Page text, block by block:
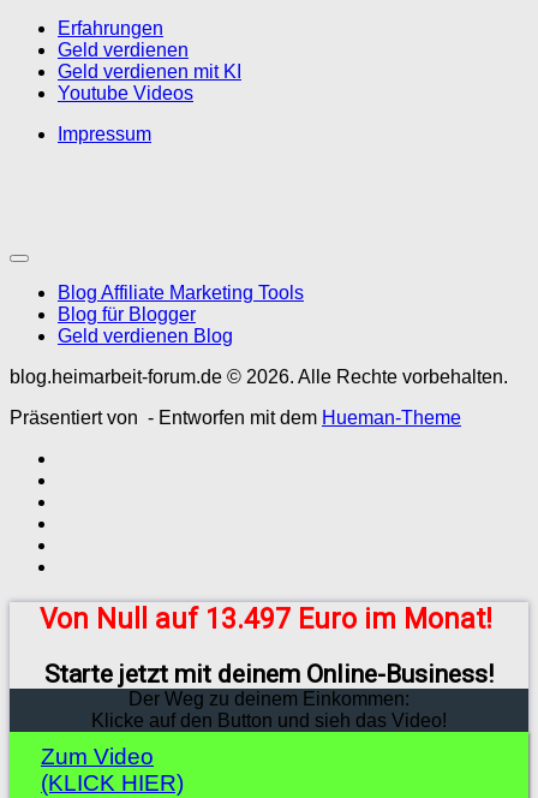
Erfahrungen
Geld verdienen
Geld verdienen mit KI
Youtube Videos
Impressum
Blog Affiliate Marketing Tools
Blog für Blogger
Geld verdienen Blog
blog.heimarbeit-forum.de © 2026. Alle Rechte vorbehalten.
Präsentiert von - Entworfen mit dem Hueman-Theme
Von Null auf 13.497 Euro im Monat!
Starte jetzt mit deinem Online-Business!
Der Weg zu deinem Einkommen:
Klicke auf den Button und sieh das Video!
Zum Video
(KLICK HIER)